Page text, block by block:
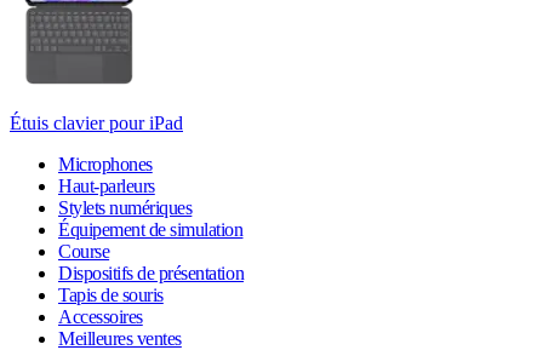
Étuis clavier pour iPad
Microphones
Haut-parleurs
Stylets numériques
Équipement de simulation
Course
Dispositifs de présentation
Tapis de souris
Accessoires
Meilleures ventes